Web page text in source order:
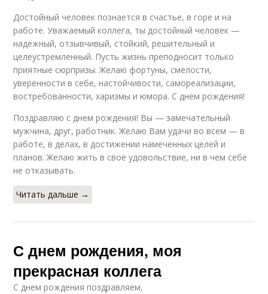
Достойный человек познается в счастье, в горе и на
работе. Уважаемый коллега, ты достойный человек —
надежный, отзывчивый, стойкий, решительный и
целеустремленный. Пусть жизнь преподносит только
приятные сюрпризы. Желаю фортуны, смелости,
уверенности в себе, настойчивости, самореализации,
востребованности, харизмы и юмора. С днем рождения!
Поздравляю с днем рождения! Вы — замечательный
мужчина, друг, работник. Желаю Вам удачи во всем — в
работе, в делах, в достижении намеченных целей и
планов. Желаю жить в свое удовольствие, ни в чем себе
не отказывать.
Читать дальше →
С днем рождения, моя
прекрасная коллега
С днем рождения поздравляем,